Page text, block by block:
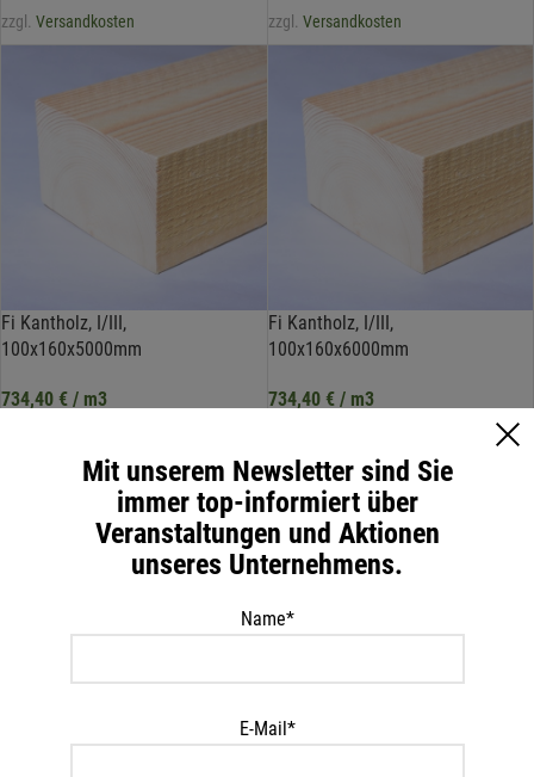
zzgl. Versandkosten
zzgl. Versandkosten
Fi Kantholz, I/III,
100x160x5000mm
734,40 € / m3
inkl. 20 % MwSt.
Versandkosten
Fi Kantholz, I/III,
100x160x6000mm
734,40 €/ m3
inkl. 20 % MwSt.
zzgl.Versandkosten
Mit unserem Newsletter sind Sie
immer top-informiert über
Veranstaltungen und Aktionen
unseres Unternehmens.
Name*
E-Mail*